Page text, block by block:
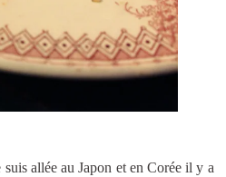
allée au Japon et en Corée il y a